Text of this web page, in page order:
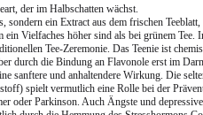
der im Halbschatten wächst.
sondern ein Extract aus dem frischen Teeblatt,
ein Vielfaches höher sind als bei grünem Tee.
Tee-Zeremonie. Das Teenie ist
durch die Bindung an Flavonole erst im
sanftere und anhaltendere Wirkung. Die
spielt vermutlich eine Rolle bei der
oder Parkinson. Auch Ängste und depressive